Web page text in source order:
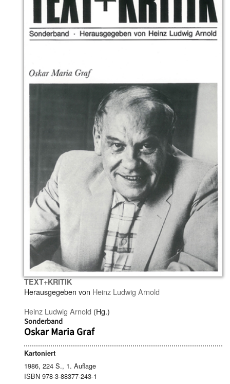
TEXT+KRITIK
Herausgegeben von Heinz Ludwig Arnold
Heinz Ludwig Arnold (Hg.)
Sonderband
Oskar Maria Graf
Kartoniert
1986, 224 S., 1. Auflage
ISBN 978-3-88377-243-1